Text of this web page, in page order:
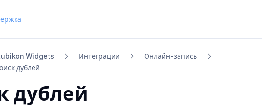
Widgets Интеграции
Онлайн-​запись
дублей
дублей